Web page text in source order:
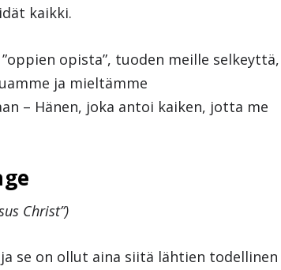
kaikki.
opista”, tuoden meille selkeyttä,
ja mieltämme
– Hänen, joka antoi kaiken, jotta me
Christ”)
se on ollut aina siitä lähtien todellinen